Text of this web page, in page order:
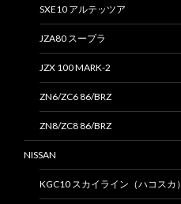
SXE10 アルテッツア
JZA80 スープラ
JZX 100 MARK-2
ZN6/ZC6 86/BRZ
ZN8/ZC8 86/BRZ
NISSAN
KGC10 スカイライン（ハコスカ）